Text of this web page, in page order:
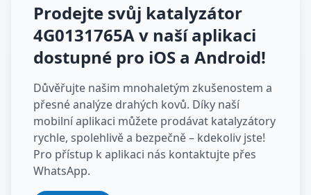
Prodejte svůj katalyzátor
4G0131765Av naší aplikaci
dostupné pro iOS a Android!
Důvěřujte našim mnohaletým zkušenostem a
přesné analýze drahých kovů. Díky naší
mobilní aplikaci můžete prodávat katalyzátory
rychle, spolehlivě a bezpečně – kdekoliv jste!
Pro přístup k aplikaci nás kontaktujte přes
WhatsApp.